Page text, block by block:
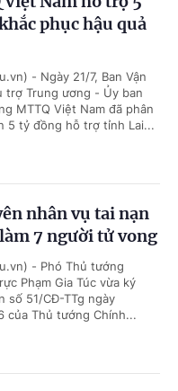
phục hậu quả
- Ngày 21/7, Ban Vận
trợ Trung ương - Ủy ban
MTTQ Việt Nam đã phân
5 tỷ đồng hỗ trợ tỉnh Lai...
nhân vụ tai nạn
7 người tử vong
- Phó Thủ tướng
Phạm Gia Túc vừa ký
số 51/CĐ-TTg ngày
của Thủ tướng Chính...